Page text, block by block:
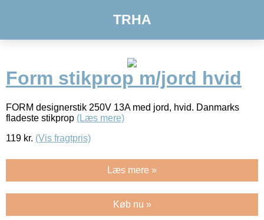
TRHA
Form stikprop m/jord hvid
FORM designerstik 250V 13A med jord, hvid. Danmarks
fladeste stikprop (Læs mere)
119 kr. (Vis fragtpris)
Læs mere »
Køb nu »